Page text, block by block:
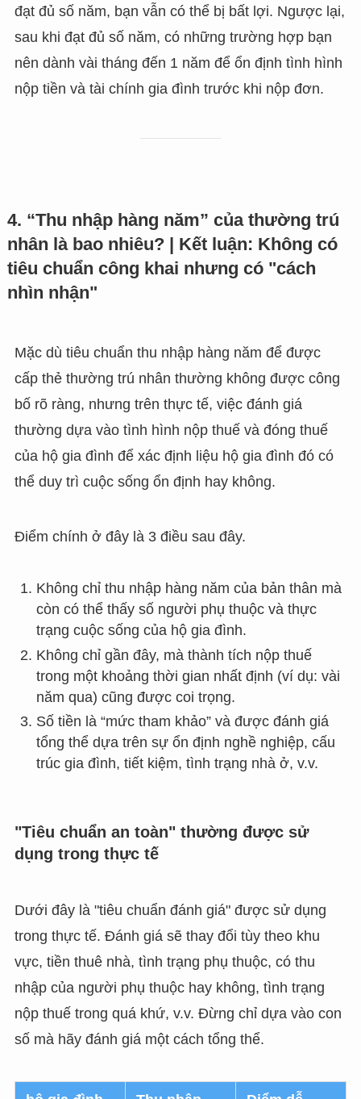
đạt đủ số năm, bạn vẫn có thể bị bất lợi. Ngược lại,
sau khi đạt đủ số năm, có những trường hợp bạn
nên dành vài tháng đến 1 năm để ổn định tình hình
nộp tiền và tài chính gia đình trước khi nộp đơn.
4. “Thu nhập hàng năm” của thường trú
nhân là bao nhiêu? | Kết luận: Không có
tiêu chuẩn công khai nhưng có "cách
nhìn nhận"
Mặc dù tiêu chuẩn thu nhập hàng năm để được
cấp thẻ thường trú nhân thường không được công
bố rõ ràng, nhưng trên thực tế, việc đánh giá
thường dựa vào tình hình nộp thuế và đóng thuế
của hộ gia đình để xác định liệu hộ gia đình đó có
thể duy trì cuộc sống ổn định hay không.
Điểm chính ở đây là 3 điều sau đây.
Không chỉ thu nhập hàng năm của bản thân mà
còn có thể thấy số người phụ thuộc và thực
trạng cuộc sống của hộ gia đình.
Không chỉ gần đây, mà thành tích nộp thuế
trong một khoảng thời gian nhất định (ví dụ: vài
năm qua) cũng được coi trọng.
Số tiền là “mức tham khảo” và được đánh giá
tổng thể dựa trên sự ổn định nghề nghiệp, cấu
trúc gia đình, tiết kiệm, tình trạng nhà ở, v.v.
"Tiêu chuẩn an toàn" thường được sử
dụng trong thực tế
Dưới đây là "tiêu chuẩn đánh giá" được sử dụng
trong thực tế. Đánh giá sẽ thay đổi tùy theo khu
vực, tiền thuê nhà, tình trạng phụ thuộc, có thu
nhập của người phụ thuộc hay không, tình trạng
nộp thuế trong quá khứ, v.v. Đừng chỉ dựa vào con
số mà hãy đánh giá một cách tổng thể.